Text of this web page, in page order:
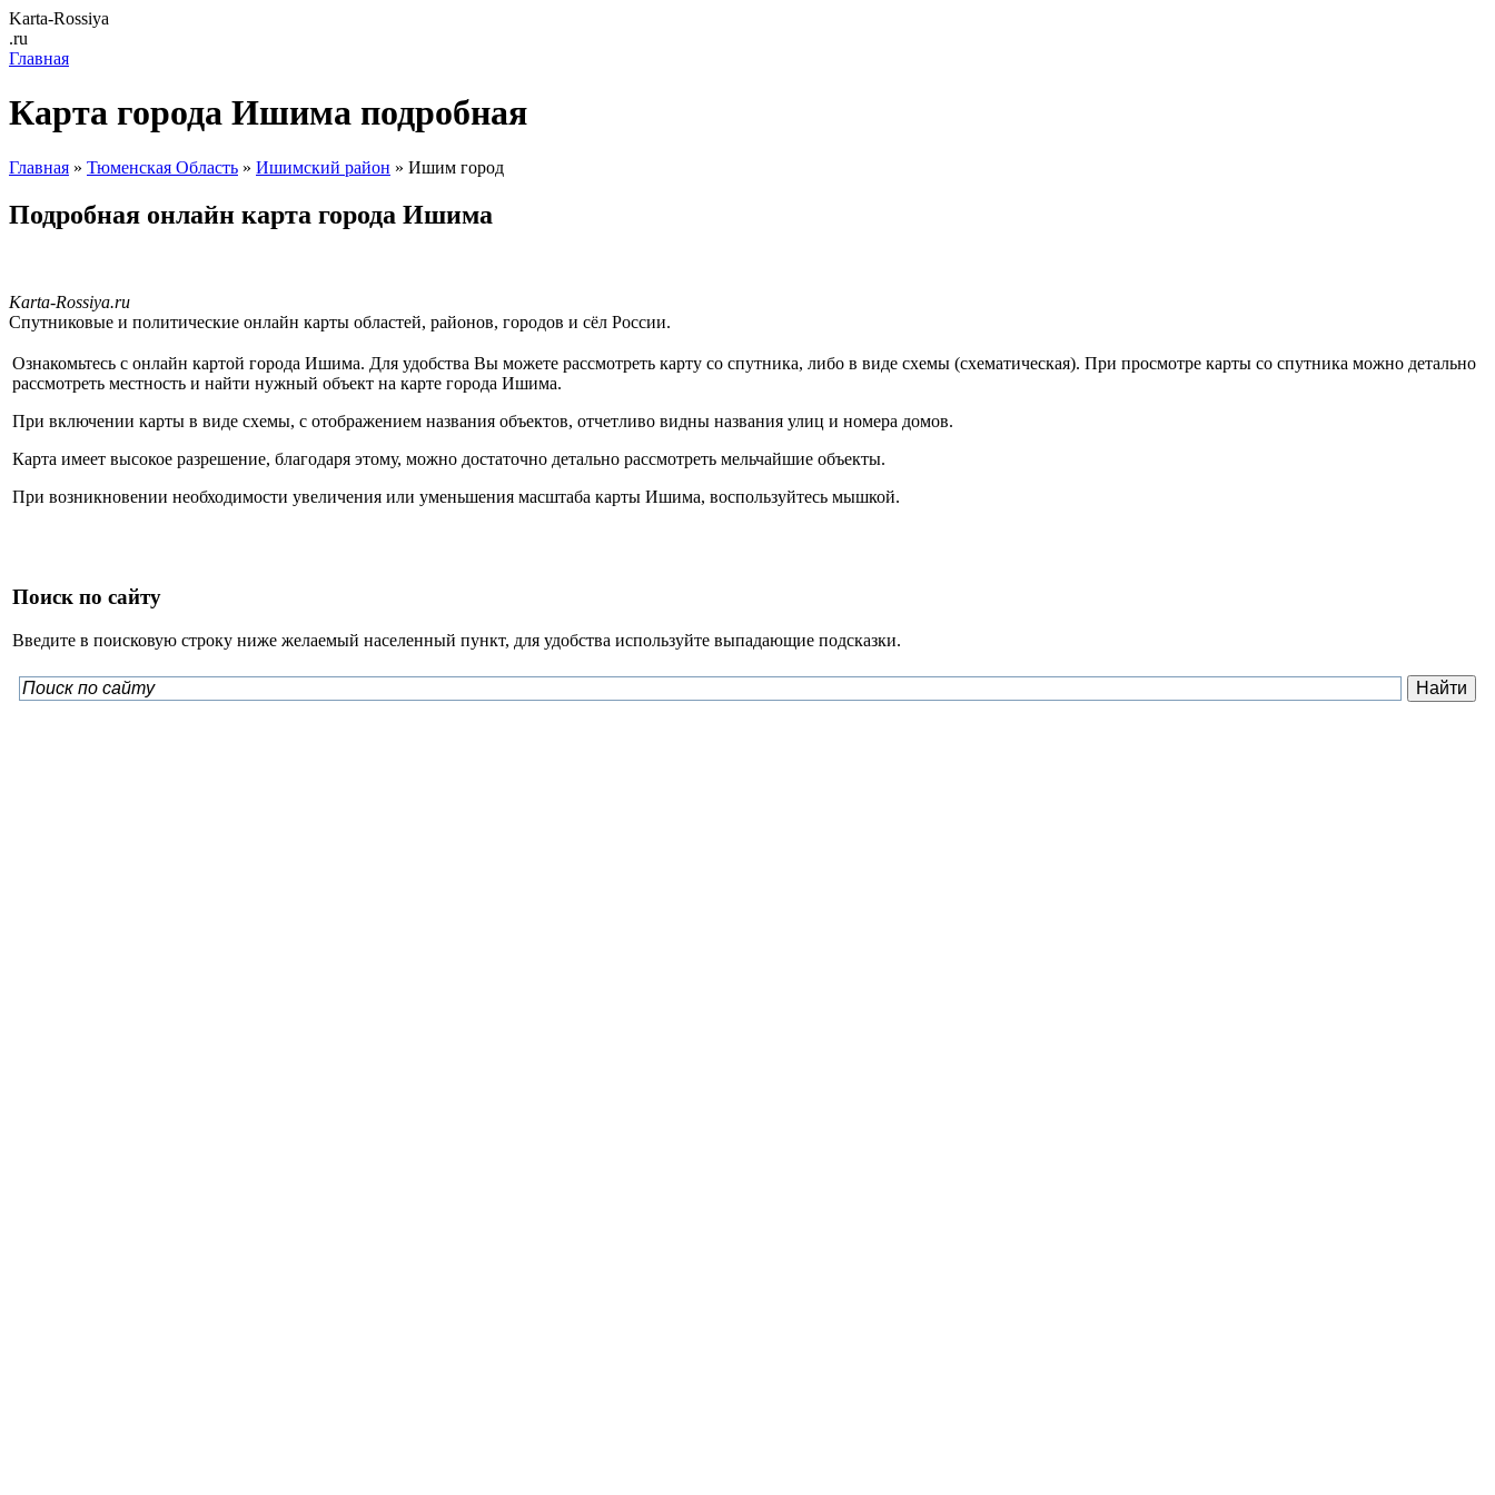
Karta-Rossiya
.ru
Главная
Карта города Ишима подробная
Главная » Тюменская Область » Ишимский район » Ишим город
Подробная онлайн карта города Ишима
Karta-Rossiya.ru
Спутниковые и политические онлайн карты областей, районов, городов и сёл России.
Ознакомьтесь с онлайн картой города Ишима. Для удобства Вы можете рассмотреть карту со спутника, либо в виде схемы (схематическая). При просмотре карты со спутника можно детально
рассмотреть местность и найти нужный объект на карте города Ишима.
При включении карты в виде схемы, с отображением названия объектов, отчетливо видны названия улиц и номера домов.
Карта имеет высокое разрешение, благодаря этому, можно достаточно детально рассмотреть мельчайшие объекты.
При возникновении необходимости увеличения или уменьшения масштаба карты Ишима, воспользуйтесь мышкой.
Поиск по сайту
Введите в поисковую строку ниже желаемый населенный пункт, для удобства используйте выпадающие подсказки.